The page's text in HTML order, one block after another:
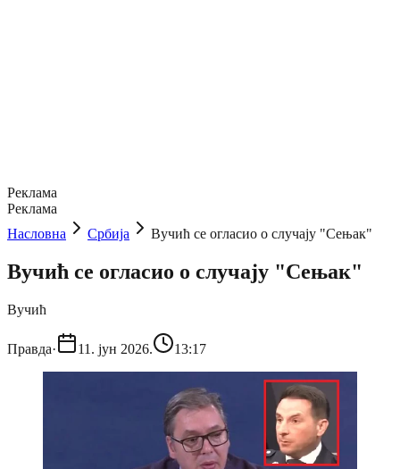
Реклама
Реклама
Насловна
Србија Вучић се огласио о случају "Сењак"
Вучић се огласио о случају "Сењак"
Вучић
Правда· 11. јун 2026. 13:17